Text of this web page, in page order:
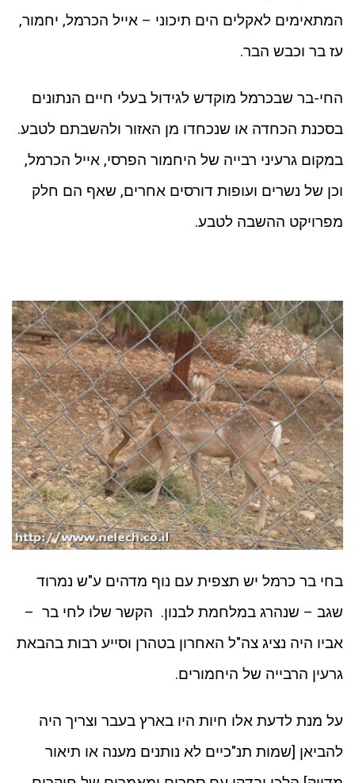
המתאימים לאקלים הים תיכוני – אייל הכרמל, יחמור,
עז בר וכבש הבר.
החי-בר שבכרמל מוקדש לגידול בעלי חיים הנתונים
בסכנת הכחדה או שנכחדו מן האזור ולהשבתם לטבע.
במקום גרעיני רבייה של היחמור הפרסי, אייל הכרמל,
וכן של נשרים ועופות דורסים אחרים, שאף הם חלק
מפרויקט ההשבה לטבע.
בחי בר כרמל יש תצפית עם נוף מדהים ע"ש נמרוד
שגב – שנהרג במלחמת לבנון. הקשר שלו לחי בר –
אביו היה נציג צה"ל האחרון בטהרן וסייע רבות בהבאת
גרעין הרבייה של היחמורים.
על מנת לדעת אלו חיות היו בארץ בעבר וצריך היה
להביאן [שמות תנ"כיים לא נותנים מענה או תיאור